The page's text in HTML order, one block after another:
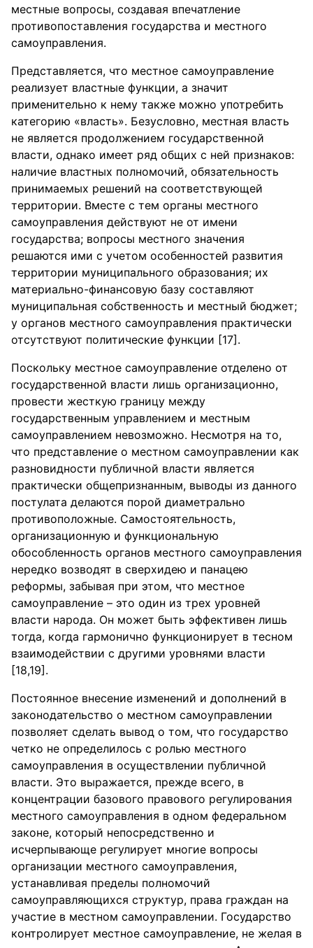
местные вопросы, создавая впечатление
противопоставления государства и местного
самоуправления.
Представляется, что местное самоуправление
реализует властные функции, а значит
применительно к нему также можно употребить
категорию «власть». Безусловно, местная власть
не является продолжением государственной
власти, однако имеет ряд общих с ней признаков:
наличие властных полномочий, обязательность
принимаемых решений на соответствующей
территории. Вместе с тем органы местного
самоуправления действуют не от имени
государства; вопросы местного значения
решаются ими с учетом особенностей развития
территории муниципального образования; их
материально-финансовую базу составляют
муниципальная собственность и местный бюджет;
у органов местного самоуправления практически
отсутствуют политические функции [17].
Поскольку местное самоуправление отделено от
государственной власти лишь организационно,
провести жесткую границу между
государственным управлением и местным
самоуправлением невозможно. Несмотря на то,
что представление о местном самоуправлении как
разновидности публичной власти является
практически общепризнанным, выводы из данного
постулата делаются порой диаметрально
противоположные. Самостоятельность,
организационную и функциональную
обособленность органов местного самоуправления
нередко возводят в сверхидею и панацею
реформы, забывая при этом, что местное
самоуправление – это один из трех уровней
власти народа. Он может быть эффективен лишь
тогда, когда гармонично функционирует в тесном
взаимодействии с другими уровнями власти
[18,19].
Постоянное внесение изменений и дополнений в
законодательство о местном самоуправлении
позволяет сделать вывод о том, что государство
четко не определилось с ролью местного
самоуправления в осуществлении публичной
власти. Это выражается, прежде всего, в
концентрации базового правового регулирования
местного самоуправления в одном федеральном
законе, который непосредственно и
исчерпывающе регулирует многие вопросы
организации местного самоуправления,
устанавливая пределы полномочий
самоуправляющихся структур, права граждан на
участие в местном самоуправлении. Государство
контролирует местное самоуправление, не желая в